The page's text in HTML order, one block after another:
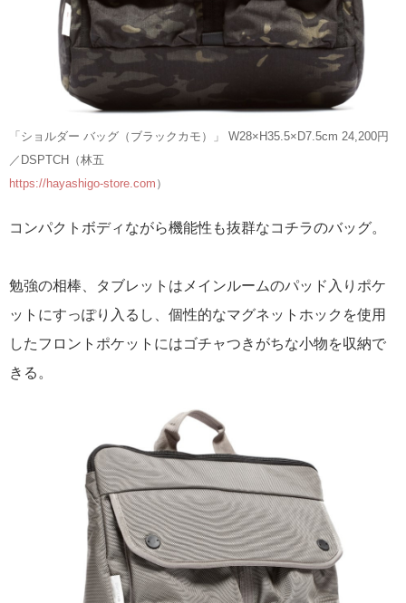
「ショルダー バッグ（ブラックカモ）」 W28×H35.5×D7.5cm 24,200円
／DSPTCH（林五
https://hayashigo-store.com ）
コンパクトボディながら機能性も抜群なコチラのバッグ。
勉強の相棒、タブレットはメインルームのパッド入りポケ
ットにすっぽり入るし、個性的なマグネットホックを使用
したフロントポケットにはゴチャつきがちな小物を収納で
きる。